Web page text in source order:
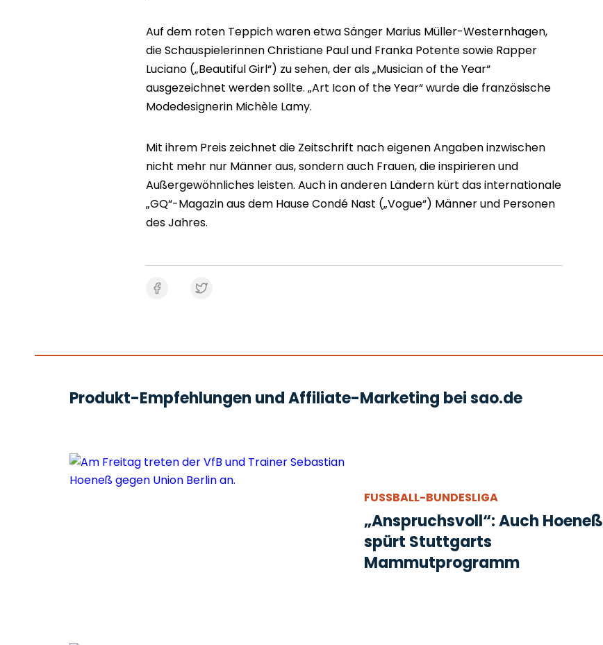
Auf dem roten Teppich waren etwa Sänger Marius Müller-Westernhagen,
die Schauspielerinnen Christiane Paul und Franka Potente sowie Rapper
Luciano („Beautiful Girl“) zu sehen, der als „Musician of the Year“
ausgezeichnet werden sollte. „Art Icon of the Year“ wurde die französische
Modedesignerin Michèle Lamy.
Mit ihrem Preis zeichnet die Zeitschrift nach eigenen Angaben inzwischen
nicht mehr nur Männer aus, sondern auch Frauen, die inspirieren und
Außergewöhnliches leisten. Auch in anderen Ländern kürt das internationale
„GQ“-Magazin aus dem Hause Condé Nast („Vogue“) Männer und Personen
des Jahres.
Produkt-Empfehlungen und Affiliate-Marketing bei sao.de
FUSSBALL-BUNDESLIGA
„Anspruchsvoll“: Auch Hoeneß
spürt Stuttgarts
Mammutprogramm